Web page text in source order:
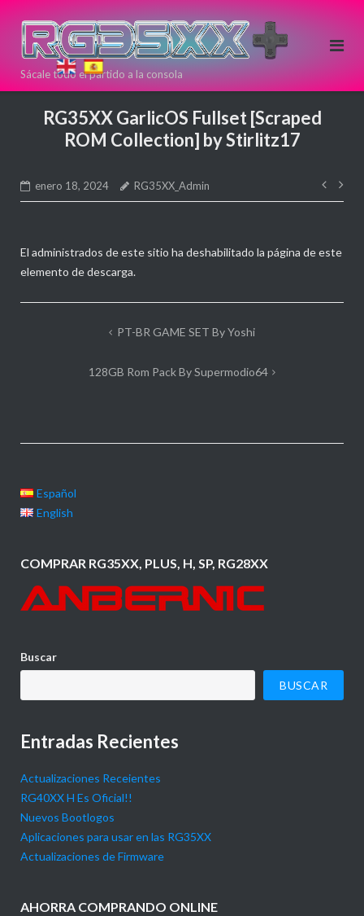
contenido
Sácale todo el partido a la consola
RG35XX GarlicOS Fullset [Scraped
ROM Collection] by Stirlitz17
enero 18, 2024 RG35XX_Admin
de
El administrados de este sitio ha deshabilitado la página de este
elemento de descarga.
Navegación
entradas
PT-BR GAME SET By Yoshi
128GB Rom Pack By Supermodio64
Español
English
COMPRAR RG35XX, PLUS, H, SP, RG28XX
Buscar
BUSCAR
Entradas Recientes
Actualizaciones Receientes
RG40XX H Es Oficial!!
Nuevos Bootlogos
Aplicaciones para usar en las RG35XX
Actualizaciones de Firmware
AHORRA COMPRANDO ONLINE
Si estas
comprar una
nueva
puedes
desde >>
ANBERNIC
<<